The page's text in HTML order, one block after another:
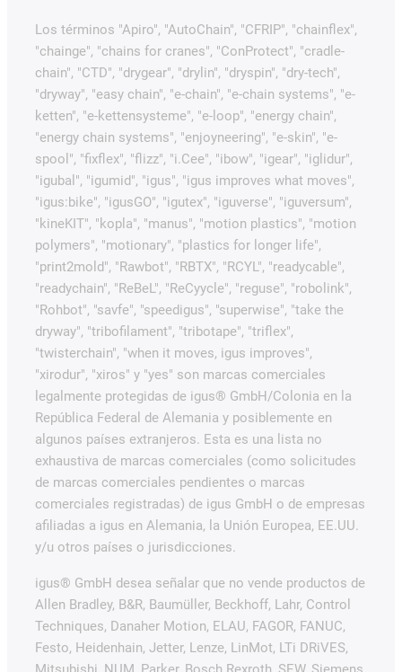
Los términos "Apiro", "AutoChain", "CFRIP", "chainflex",
"chainge", "chains for cranes", "ConProtect", "cradle-
chain", "CTD", "drygear", "drylin", "dryspin", "dry-tech",
"dryway", "easy chain", "e-chain", "e-chain systems", "e-
ketten", "e-kettensysteme", "e-loop", "energy chain",
"energy chain systems", "enjoyneering", "e-skin", "e-
spool", "fixflex", "flizz", "i.Cee", "ibow", "igear", "iglidur",
"igubal", "igumid", "igus", "igus improves what moves",
"igus:bike", "igusGO", "igutex", "iguverse", "iguversum",
"kineKIT", "kopla", "manus", "motion plastics", "motion
polymers", "motionary", "plastics for longer life",
"print2mold", "Rawbot", "RBTX", "RCYL", "readycable",
"readychain", "ReBeL", "ReCyycle", "reguse", "robolink",
"Rohbot", "savfe", "speedigus", "superwise", "take the
dryway", "tribofilament", "tribotape", "triflex",
"twisterchain", "when it moves, igus improves",
"xirodur", "xiros" y "yes" son marcas comerciales
legalmente protegidas de igus® GmbH/Colonia en la
República Federal de Alemania y posiblemente en
algunos países extranjeros. Esta es una lista no
exhaustiva de marcas comerciales (como solicitudes
de marcas comerciales pendientes o marcas
comerciales registradas) de igus GmbH o de empresas
afiliadas a igus en Alemania, la Unión Europea, EE.UU.
y/u otros países o jurisdicciones.
igus® GmbH desea señalar que no vende productos de
Allen Bradley, B&R, Baumüller, Beckhoff, Lahr, Control
Techniques, Danaher Motion, ELAU, FAGOR, FANUC,
Festo, Heidenhain, Jetter, Lenze, LinMot, LTi DRiVES,